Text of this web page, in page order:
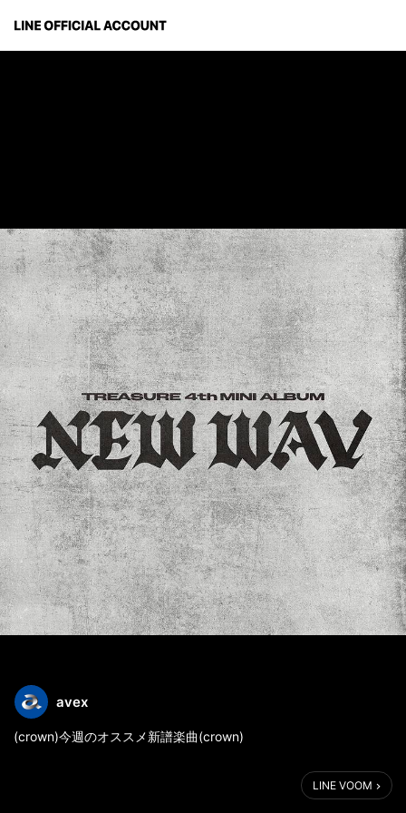
avex
(crown)今週のオススメ新譜楽曲(crown)
ぜひ(sparkle)下にある「いいね！」も押してね(cony laugh)
LINE VOOM